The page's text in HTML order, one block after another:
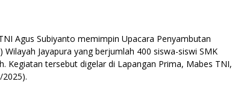
Agus Subiyanto memimpin Upacara Penyambutan
Wilayah Jayapura yang berjumlah 400 siswa-siswi SMK
Kegiatan tersebut digelar di Lapangan Prima, Mabes TNI,
2025).